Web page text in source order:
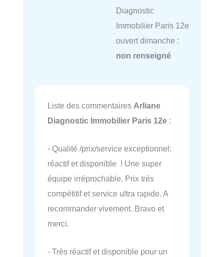
Diagnostic
Immobilier Paris 12e
ouvert dimanche :
non renseigné
Liste des commentaires Arliane
Diagnostic Immobilier Paris 12e :
- Qualité /prix/service exceptionnel:
réactif et disponible ! Une super
équipe irréprochable. Prix très
compétitif et service ultra rapide. A
recommander vivement. Bravo et
merci.
- Très réactif et disponible pour un